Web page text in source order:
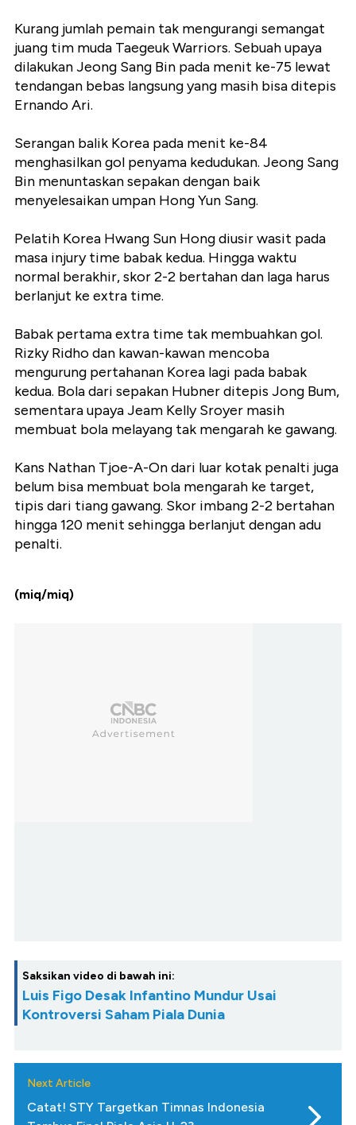
Kurang jumlah pemain tak mengurangi semangat
juang tim muda Taegeuk Warriors. Sebuah upaya
dilakukan Jeong Sang Bin pada menit ke-75 lewat
tendangan bebas langsung yang masih bisa ditepis
Ernando Ari.
Serangan balik Korea pada menit ke-84
menghasilkan gol penyama kedudukan. Jeong Sang
Bin menuntaskan sepakan dengan baik
menyelesaikan umpan Hong Yun Sang.
Pelatih Korea Hwang Sun Hong diusir wasit pada
masa injury time babak kedua. Hingga waktu
normal berakhir, skor 2-2 bertahan dan laga harus
berlanjut ke extra time.
Babak pertama extra time tak membuahkan gol.
Rizky Ridho dan kawan-kawan mencoba
mengurung pertahanan Korea lagi pada babak
kedua. Bola dari sepakan Hubner ditepis Jong Bum,
sementara upaya Jeam Kelly Sroyer masih
membuat bola melayang tak mengarah ke gawang.
Kans Nathan Tjoe-A-On dari luar kotak penalti juga
belum bisa membuat bola mengarah ke target,
tipis dari tiang gawang. Skor imbang 2-2 bertahan
hingga 120 menit sehingga berlanjut dengan adu
penalti.
(miq/miq)
Saksikan video di bawah ini:
Luis Figo Desak Infantino Mundur Usai
Kontroversi Saham Piala Dunia
Next Article
Catat! STY Targetkan Timnas Indonesia